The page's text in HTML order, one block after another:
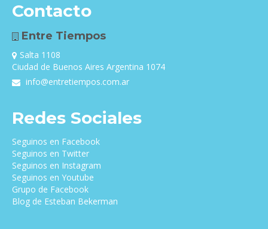
Contacto
Entre Tiempos
Salta 1108
Ciudad de Buenos Aires Argentina 1074
info@entretiempos.com.ar
Redes Sociales
Seguinos en Facebook
Seguinos en Twitter
Seguinos en Instagram
Seguinos en Youtube
Grupo de Facebook
Blog de Esteban Bekerman